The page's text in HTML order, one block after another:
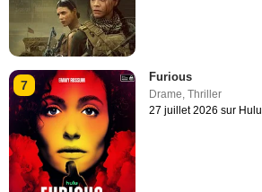
7
Furious
Drame,Thriller
27 juillet 2026 sur Hulu